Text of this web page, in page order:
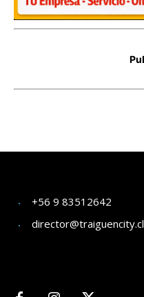
+56 9 83512642
director@traiguencity.cl